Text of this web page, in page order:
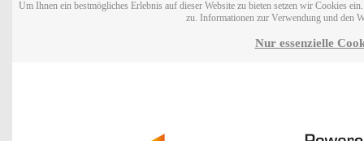
Um Ihnen ein bestmögliches Erlebnis auf dieser Website zu bieten setzen wir Cookies
zu. Informationen zur Verwendung und den
Nur essenzielle